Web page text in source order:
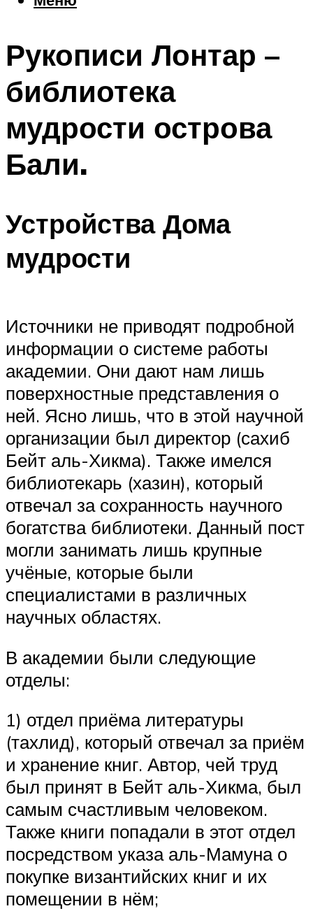
Шоппинг
Что посетить
Меню
Рукописи Лонтар –
библиотека
мудрости острова
Бали.
Устройства Дома
мудрости
Источники не приводят подробной
информации о системе работы
академии. Они дают нам лишь
поверхностные представления о
ней. Ясно лишь, что в этой научной
организации был директор (сахиб
Бейт аль-Хикма). Также имелся
библиотекарь (хазин), который
отвечал за сохранность научного
богатства библиотеки. Данный пост
могли занимать лишь крупные
учёные, которые были
специалистами в различных
научных областях.
В академии были следующие
отделы:
1) отдел приёма литературы
(тахлид), который отвечал за приём
и хранение книг. Автор, чей труд
был принят в Бейт аль-Хикма, был
самым счастливым человеком.
Также книги попадали в этот отдел
посредством указа аль-Мамуна о
покупке византийских книг и их
помещении в нём;